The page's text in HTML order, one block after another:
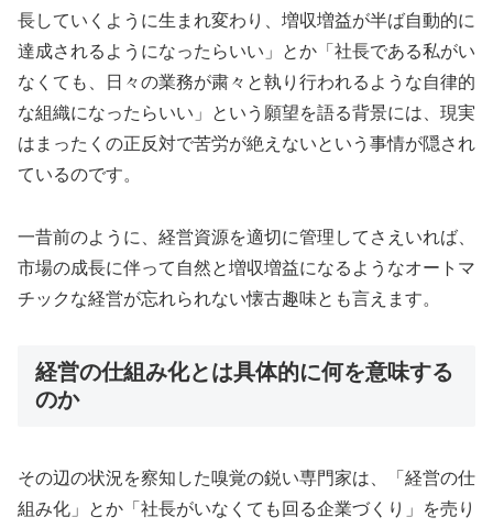
長していくように生まれ変わり、増収増益が半ば自動的に
達成されるようになったらいい」とか「社長である私がい
なくても、日々の業務が粛々と執り行われるような自律的
な組織になったらいい」という願望を語る背景には、現実
はまったくの正反対で苦労が絶えないという事情が隠され
ているのです。
一昔前のように、経営資源を適切に管理してさえいれば、
市場の成長に伴って自然と増収増益になるようなオートマ
チックな経営が忘れられない懐古趣味とも言えます。
経営の仕組み化とは具体的に何を意味する
のか
その辺の状況を察知した嗅覚の鋭い専門家は、「経営の仕
組み化」とか「社長がいなくても回る企業づくり」を売り